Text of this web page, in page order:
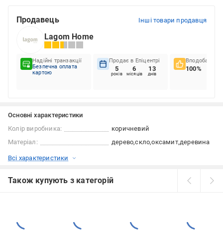
Продавець Інші товари продавця
Lagom Home
Надійні транзакції
Безпечна оплата
картою
Продає в Епіцентрі
5
років
6
місяців
13
днів
Вподобання
100%
Основні характеристики
Колір виробника:
коричневий
Матеріал:
дерево скло оксамит деревина
Всі характеристики
Також купують з категорій